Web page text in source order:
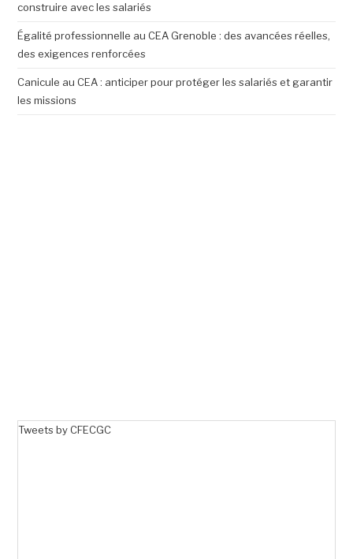
construire avec les salariés
Égalité professionnelle au CEA Grenoble : des avancées réelles,
des exigences renforcées
Canicule au CEA : anticiper pour protéger les salariés et garantir
les missions
Tweets by CFECGC